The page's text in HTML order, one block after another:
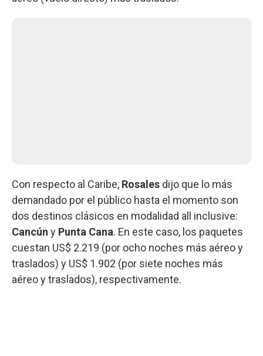
Con respecto al Caribe, Rosales dijo que lo más
demandado por el público hasta el momento son
dos destinos clásicos en modalidad all inclusive:
Cancún y Punta Cana. En este caso, los paquetes
cuestan US$ 2.219 (por ocho noches más aéreo y
traslados) y US$ 1.902 (por siete noches más
aéreo y traslados), respectivamente.